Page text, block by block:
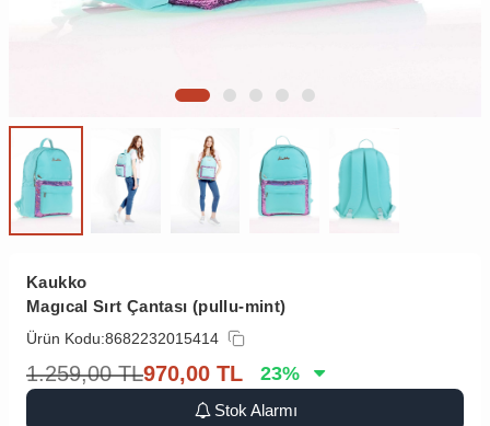
Kaukko
Magıcal Sırt Çantası (pullu-mint)
Ürün Kodu:8682232015414
1.259,00 TL970,00 TL 23%
Stok Alarmı